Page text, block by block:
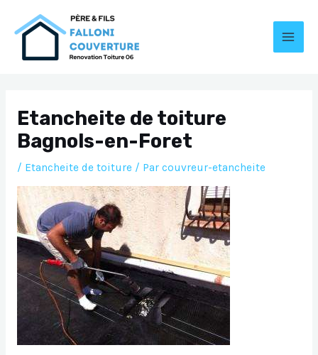
Etancheite de toiture
Bagnols-en-Foret
/ Etancheite de toiture/ Par couvreur-etancheite